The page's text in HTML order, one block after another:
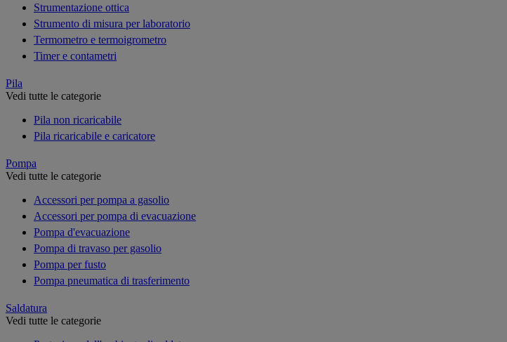
Strumentazione ottica
Strumento di misura per laboratorio
Termometro e termoigrometro
Timer e contametri
Pila
Vedi tutte le categorie
Pila non ricaricabile
Pila ricaricabile e caricatore
Pompa
Vedi tutte le categorie
Accessori per pompa a gasolio
Accessori per pompa di evacuazione
Pompa d'evacuazione
Pompa di travaso per gasolio
Pompa per fusto
Pompa pneumatica di trasferimento
Saldatura
Vedi tutte le categorie